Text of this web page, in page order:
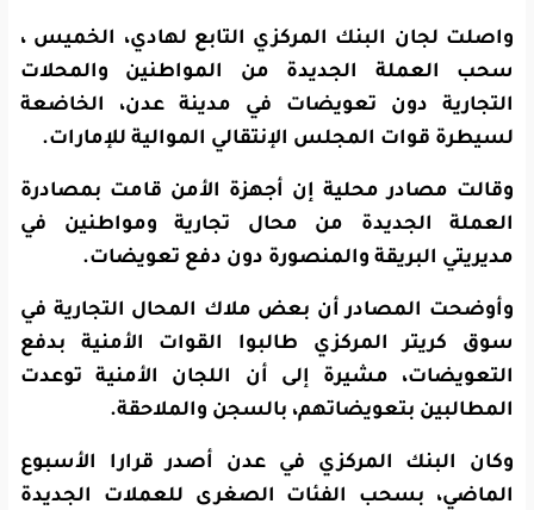
واصلت لجان البنك المركزي التابع لهادي، الخميس ،
سحب العملة الجديدة من المواطنين والمحلات
التجارية دون تعويضات في مدينة عدن، الخاضعة
لسيطرة قوات المجلس الإنتقالي الموالية للإمارات.
وقالت مصادر محلية إن أجهزة الأمن قامت بمصادرة
العملة الجديدة من محال تجارية ومواطنين في
مديريتي البريقة والمنصورة دون دفع تعويضات.
وأوضحت المصادر أن بعض ملاك المحال التجارية في
سوق كريتر المركزي طالبوا القوات الأمنية بدفع
التعويضات، مشيرة إلى أن اللجان الأمنية توعدت
المطالبين بتعويضاتهم، بالسجن والملاحقة.
وكان البنك المركزي في عدن أصدر قرارا الأسبوع
الماضي، بسحب الفئات الصغرى للعملات الجديدة